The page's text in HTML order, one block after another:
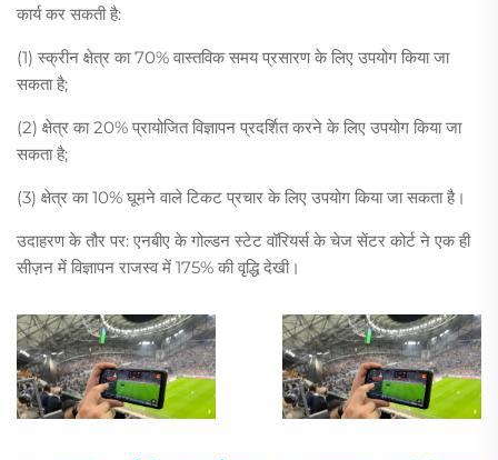
कार्य कर सकती है:
(1) स्क्रीन क्षेत्र का 70% वास्तविक समय प्रसारण के लिए उपयोग किया जा
सकता है;
(2) क्षेत्र का 20% प्रायोजित विज्ञापन प्रदर्शित करने के लिए उपयोग किया जा
सकता है;
(3) क्षेत्र का 10% घूमने वाले टिकट प्रचार के लिए उपयोग किया जा सकता है।
उदाहरण के तौर पर: एनबीए के गोल्डन स्टेट वॉरियर्स के चेज सेंटर कोर्ट ने एक ही
सीज़न में विज्ञापन राजस्व में 175% की वृद्धि देखी।